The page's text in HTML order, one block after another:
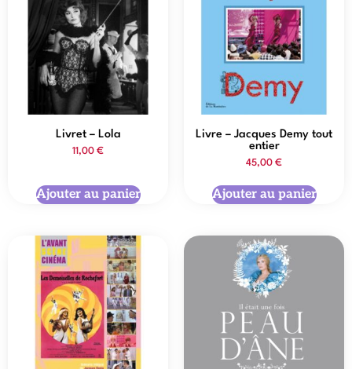
Livret – Lola
11,00 €
Ajouter au panier
Livre – Jacques Demy tout
entier
45,00 €
Ajouter au panier